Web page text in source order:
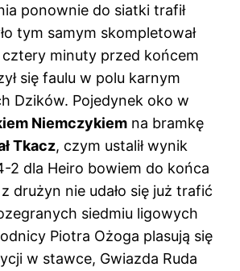
ponownie do siatki trafił
tym samym skompletował
minuty przed końcem
się faulu w polu karnym
Dzików. Pojedynek oko w
Niemczykiem na bramkę
Tkacz, czym ustalił wynik
2 dla Heiro bowiem do końca
drużyn nie udało się już trafić
siedmiu ligowych
Piotra Ożoga plasują się
w stawce, Gwiazda Ruda